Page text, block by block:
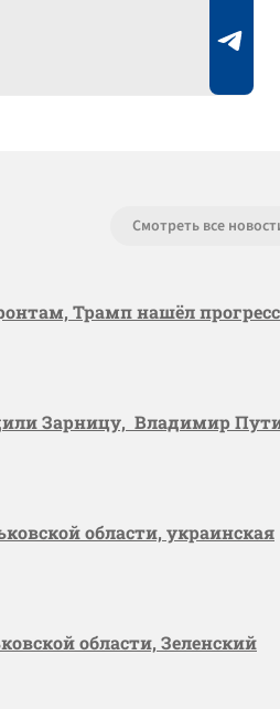
Смотреть все
Трамп нашёл
Зарницу, Владимир
области, украинская
области, Зеленский